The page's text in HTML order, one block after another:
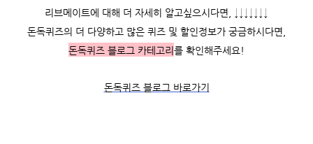
리브메이트에 대해 더 자세히 알고싶으시다면, ↓↓↓↓↓↓↓
돈독퀴즈의 더 다양하고 많은 퀴즈 및 할인정보가 궁금하시다면,
돈독퀴즈 블로그 카테고리를 확인해주세요!
돈독퀴즈 블로그 바로가기